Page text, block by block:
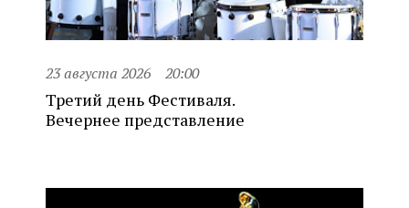
23 августа 2026 20:00
Третий день Фестиваля.
Вечернее представление